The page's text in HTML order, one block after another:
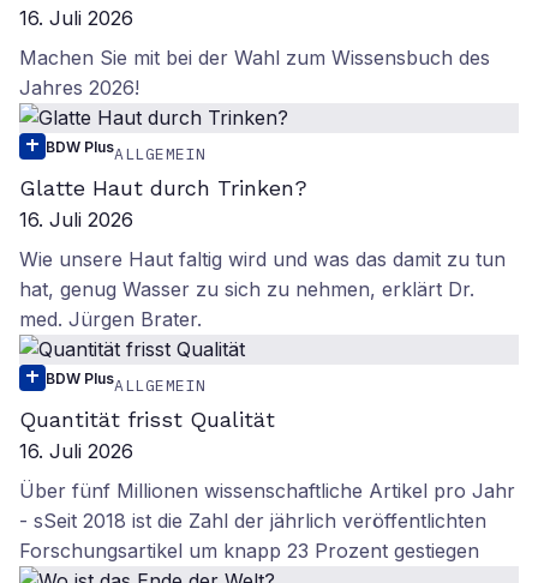
16. Juli 2026
Machen Sie mit bei der Wahl zum Wissensbuch des
Jahres 2026!
BDW PlusALLGEMEIN
Glatte Haut durch Trinken?
16. Juli 2026
Wie unsere Haut faltig wird und was das damit zu tun
hat, genug Wasser zu sich zu nehmen, erklärt Dr.
med. Jürgen Brater.
BDW PlusALLGEMEIN
Quantität frisst Qualität
16. Juli 2026
Über fünf Millionen wissenschaftliche Artikel pro Jahr
- sSeit 2018 ist die Zahl der jährlich veröffentlichten
Forschungsartikel um knapp 23 Prozent gestiegen